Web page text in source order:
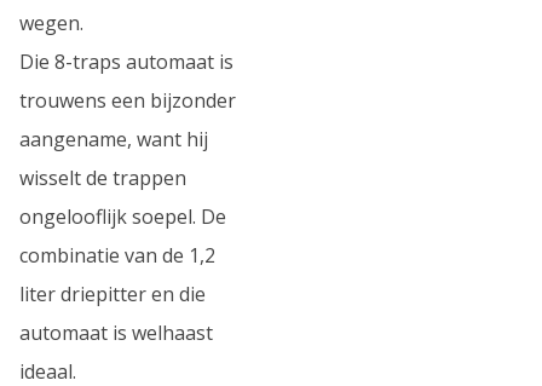
wegen.
Die 8-traps automaat is
trouwens een bijzonder
aangename, want hij
wisselt de trappen
ongelooflijk soepel. De
combinatie van de 1,2
liter driepitter en die
automaat is welhaast
ideaal.